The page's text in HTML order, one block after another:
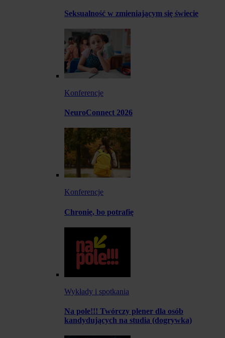
Seksualność w zmieniającym się świecie
Konferencje
NeuroConnect 2026
Konferencje
Chronię, bo potrafię
Wykłady i spotkania
Na pole!!! Twórczy plener dla osób
kandydujących na studia (dogrywka)